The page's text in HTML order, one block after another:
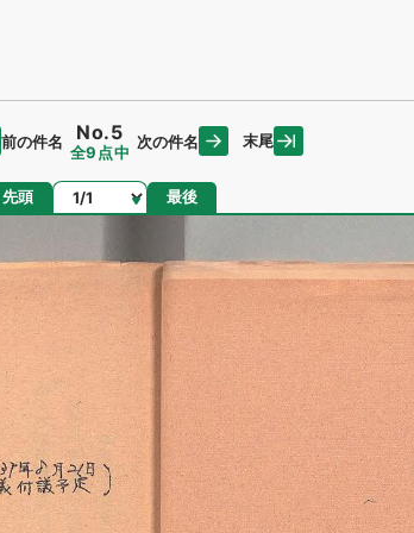
前の件名 No.5
全9点中
次の件名 末尾
先頭 ページ 最後